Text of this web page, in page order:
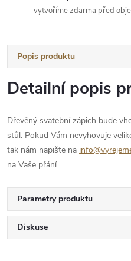
vytvoříme zdarma před
Popis produktu
Detailní popis
Dřevěný svatební zápich bude
stůl. Pokud Vám nevyhovuje
tak nám napište na
na Vaše přání.
Parametry produktu
Diskuse